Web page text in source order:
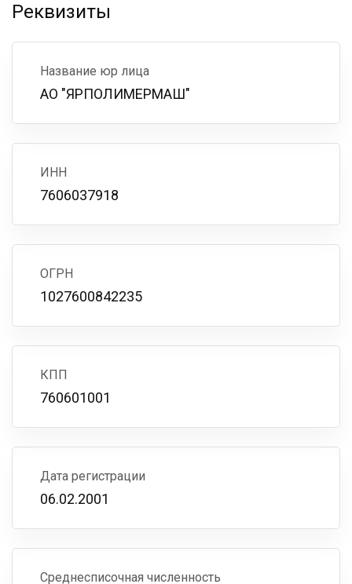
Реквизиты
Название юр лица
АО "ЯРПОЛИМЕРМАШ"
ИНН
7606037918
ОГРН
1027600842235
КПП
760601001
Дата регистрации
06.02.2001
Среднесписочная численность